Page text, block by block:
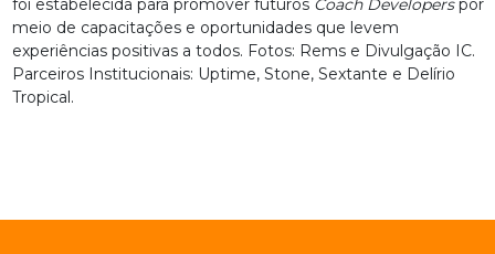
foi estabelecida para promover futuros Coach Developerspor
meio de capacitações e oportunidades que levem
experiências positivas a todos. Fotos: Rems e Divulgação IC.
Parceiros Institucionais: Uptime, Stone, Sextante e Delírio
Tropical.